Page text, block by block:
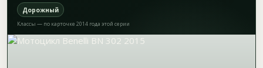
Дорожный
Классы — по карточке 2014 года этой серии